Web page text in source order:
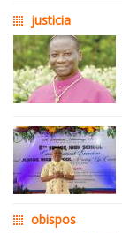
justicia
obispos